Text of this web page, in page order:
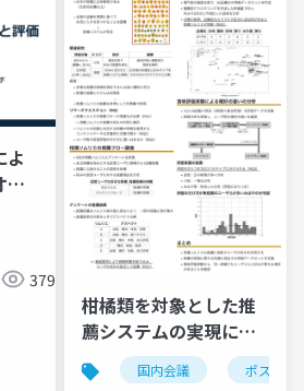
よ
の
379
柑橘類を対象とした推
薦システムの実現に向
けた基礎的調査
国内会議 ポスター